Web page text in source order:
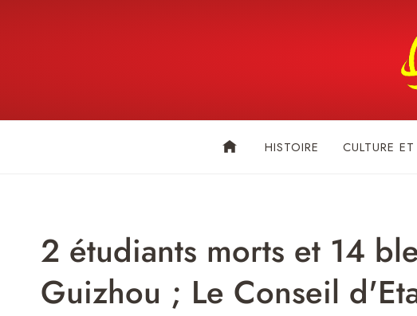
HISTOIRE CULTURE
2 étudiants morts et 14
Guizhou ; Le Conseil